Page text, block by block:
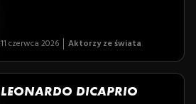
11 czerwca 2026 Aktorzy ze świata
LEONARDO DICAPRIO